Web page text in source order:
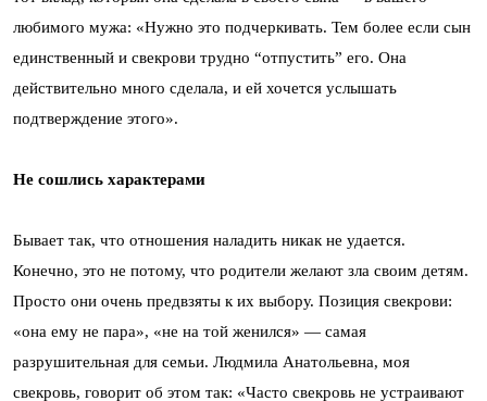
любимого мужа: «Нужно это подчеркивать. Тем более если сын
единственный и свекрови трудно “отпустить” его. Она
действительно много сделала, и ей хочется услышать
подтверждение этого».
Не сошлись характерами
Бывает так, что отношения наладить никак не удается.
Конечно, это не потому, что родители желают зла своим детям.
Просто они очень предвзяты к их выбору. Позиция свекрови:
«она ему не пара», «не на той женился» — самая
разрушительная для семьи. Людмила Анатольевна, моя
свекровь, говорит об этом так: «Часто свекровь не устраивают